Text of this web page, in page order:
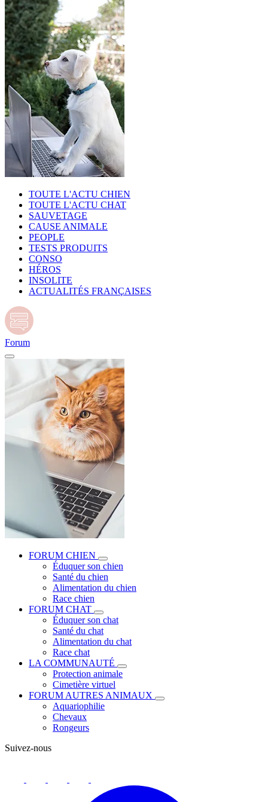
TOUTE L'ACTU CHIEN
TOUTE L'ACTU CHAT
SAUVETAGE
CAUSE ANIMALE
PEOPLE
TESTS PRODUITS
CONSO
HÉROS
INSOLITE
ACTUALITÉS FRANÇAISES
Forum
FORUM CHIEN
Éduquer son chien
Santé du chien
Alimentation du chien
Race chien
FORUM CHAT
Éduquer son chat
Santé du chat
Alimentation du chat
Race chat
LA COMMUNAUTÉ
Protection animale
Cimetière virtuel
FORUM AUTRES ANIMAUX
Aquariophilie
Chevaux
Rongeurs
Suivez-nous